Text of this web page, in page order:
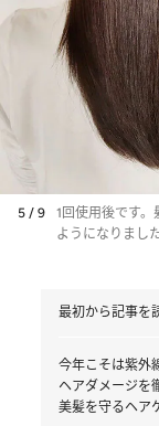
5 / 9
1回使用後です。
ようになりまし
最初から記事を
今年こそは紫外
ヘアダメージを
美髪を守るヘア